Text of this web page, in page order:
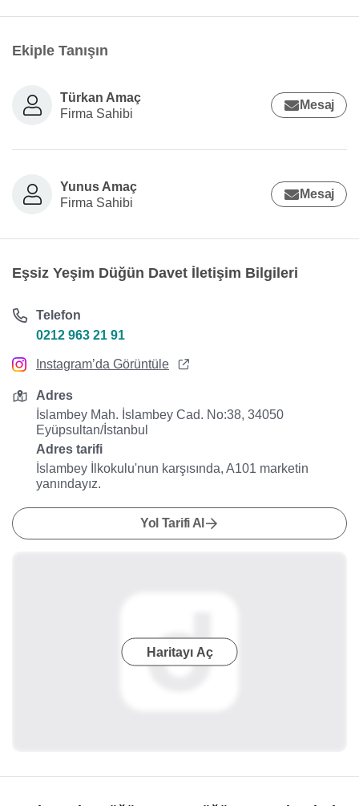
Ekiple Tanışın
Türkan Amaç
Firma Sahibi
Mesaj
Yunus Amaç
Firma Sahibi
Mesaj
Eşsiz Yeşim Düğün Davet İletişim Bilgileri
Telefon
0212 963 21 91
Instagram’da Görüntüle
Adres
İslambey Mah. İslambey Cad. No:38, 34050
Eyüpsultan/İstanbul
Adres tarifi
İslambey İlkokulu'nun karşısında, A101 marketin
yanındayız.
Yol Tarifi Al
Haritayı Aç